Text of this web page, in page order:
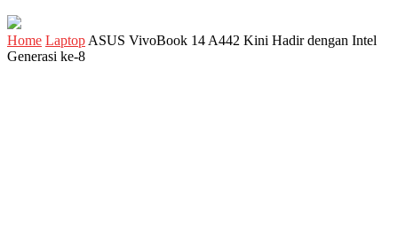
Home Laptop ASUS VivoBook 14 A442 Kini Hadir dengan Intel
Generasi ke-8